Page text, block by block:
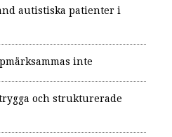
autistiska patienter i
inte
och strukturerade